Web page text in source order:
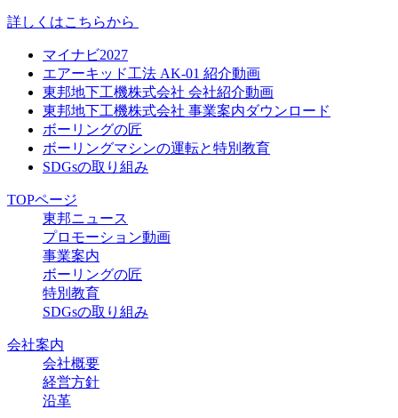
詳しくはこちらから
マイナビ2027
エアーキッド工法 AK-01 紹介動画
東邦地下工機株式会社 会社紹介動画
東邦地下工機株式会社 事業案内ダウンロード
ボーリングの匠
ボーリングマシンの運転と特別教育
SDGsの取り組み
TOPページ
東邦ニュース
プロモーション動画
事業案内
ボーリングの匠
特別教育
SDGsの取り組み
会社案内
会社概要
経営方針
沿革